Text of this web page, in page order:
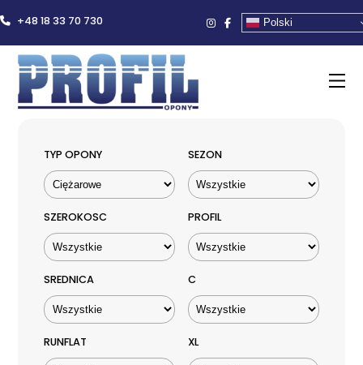
+48 18 33 70 730 Polski
TYP OPONY SEZON
SZEROKOSC PROFIL
SREDNICA C
RUNFLAT XL